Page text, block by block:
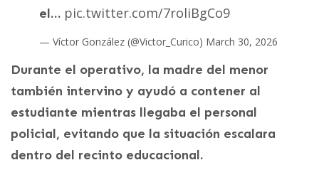
el… pic.twitter.com/7roliBgCo9
— Víctor González (@Victor_Curico) March 30, 2026
Durante el operativo, la madre del menor
también intervino y ayudó a contener al
estudiante mientras llegaba el personal
policial, evitando que la situación escalara
dentro del recinto educacional.